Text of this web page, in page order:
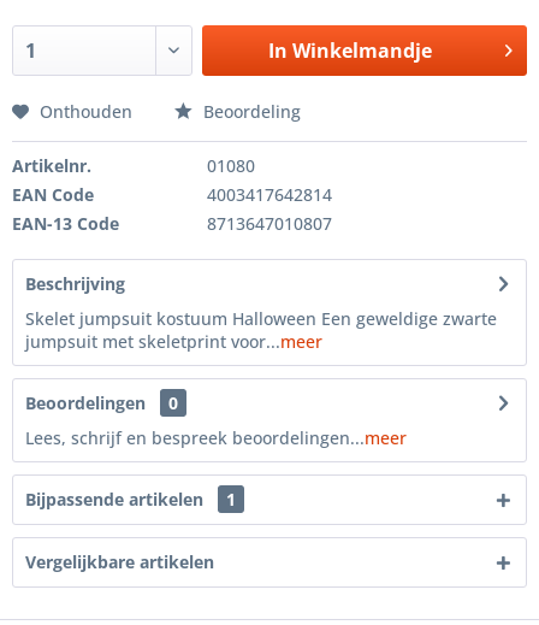
In Winkelmandje
Onthouden Beoordeling
Artikelnr.
01080
EAN Code
4003417642814
EAN-13 Code
8713647010807
Beschrijving
Skelet jumpsuit kostuum Halloween Een geweldige zwarte
jumpsuit met skeletprint voor...meer
Beoordelingen
0
Lees, schrijf en bespreek beoordelingen...meer
Bijpassende artikelen 1
Vergelijkbare artikelen